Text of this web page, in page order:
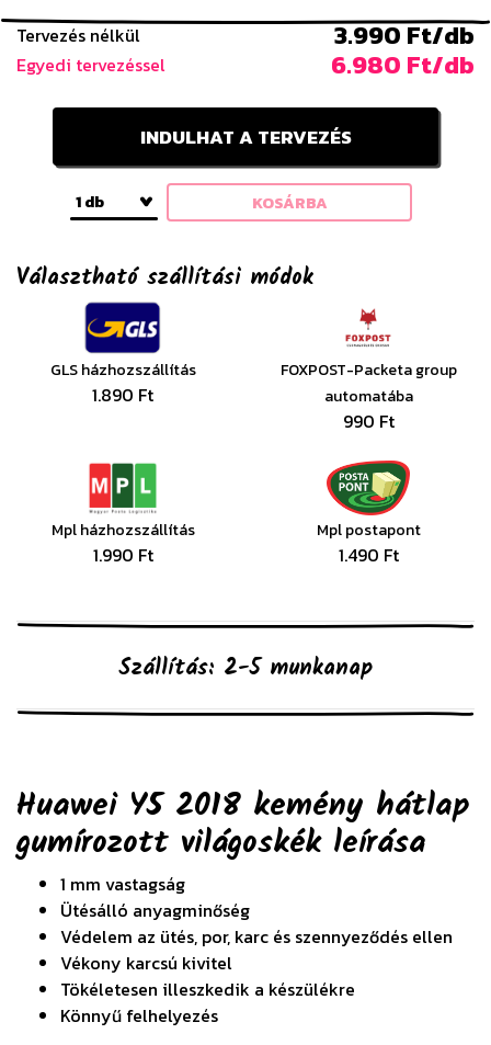
Tervezés nélkül 3.990 Ft/db
Egyedi tervezéssel 6.980 Ft/db
INDULHAT A TERVEZÉS
1 db KOSÁRBA
Választható szállítási módok
GLS házhozszállítás
1.890 Ft
FOXPOST-Packeta group
automatába
990 Ft
Mpl házhozszállítás
1.990 Ft
Mpl postapont
1.490 Ft
Szállítás: 2-5 munkanap
Huawei Y5 2018 kemény hátlap
gumírozott világoskék leírása
1 mm vastagság
Ütésálló anyagminőség
Védelem az ütés, por, karc és szennyeződés ellen
Vékony karcsú kivitel
Tökéletesen illeszkedik a készülékre
Könnyű felhelyezés